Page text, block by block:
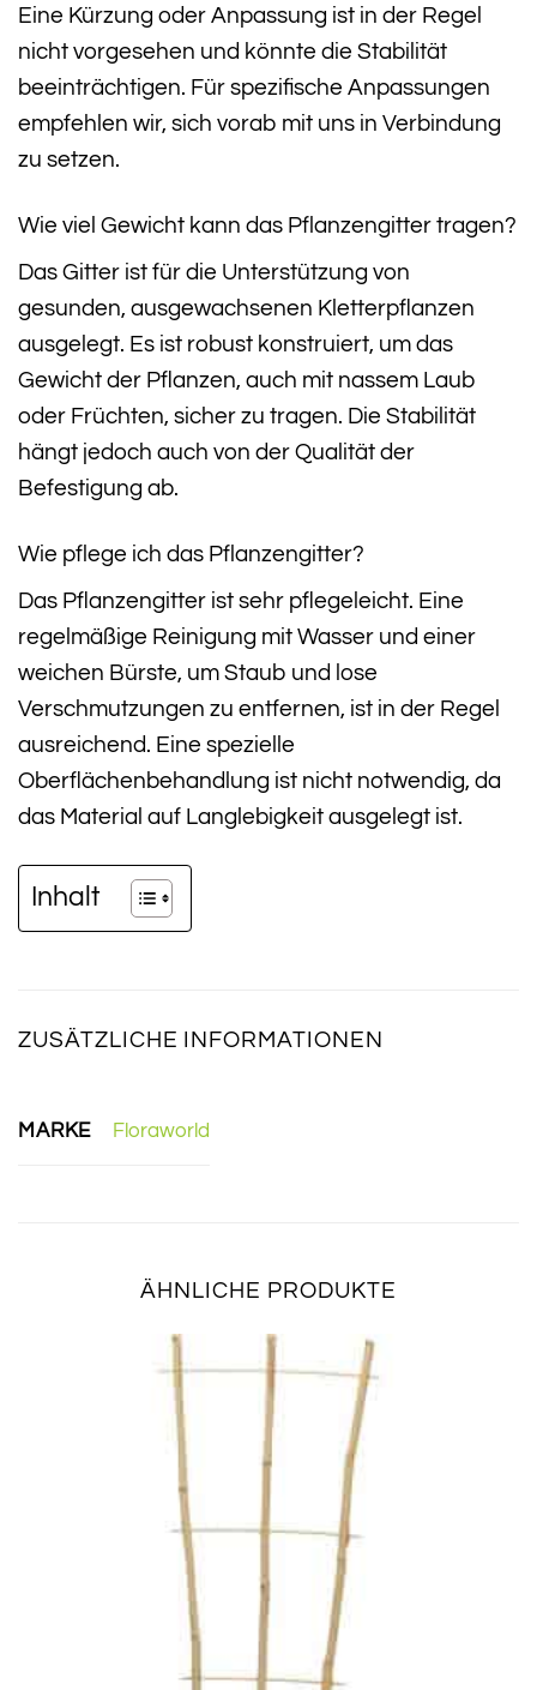
Eine Kürzung oder Anpassung ist in der Regel
nicht vorgesehen und könnte die Stabilität
beeinträchtigen. Für spezifische Anpassungen
empfehlen wir, sich vorab mit uns in Verbindung
zu setzen.
Wie viel Gewicht kann das Pflanzengitter tragen?
Das Gitter ist für die Unterstützung von
gesunden, ausgewachsenen Kletterpflanzen
ausgelegt. Es ist robust konstruiert, um das
Gewicht der Pflanzen, auch mit nassem Laub
oder Früchten, sicher zu tragen. Die Stabilität
hängt jedoch auch von der Qualität der
Befestigung ab.
Wie pflege ich das Pflanzengitter?
Das Pflanzengitter ist sehr pflegeleicht. Eine
regelmäßige Reinigung mit Wasser und einer
weichen Bürste, um Staub und lose
Verschmutzungen zu entfernen, ist in der Regel
ausreichend. Eine spezielle
Oberflächenbehandlung ist nicht notwendig, da
das Material auf Langlebigkeit ausgelegt ist.
Inhalt
ZUSÄTZLICHE INFORMATIONEN
MARKE Floraworld
ÄHNLICHE PRODUKTE